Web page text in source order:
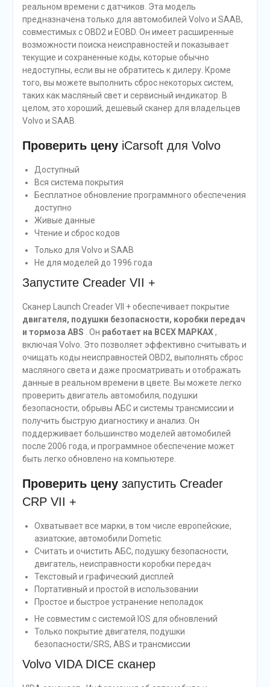
реальном времени с датчиков. Эта модель
предназначена только для автомобилей Volvo и SAAB,
совместимых с OBD2 и EOBD. Он имеет расширенные
возможности поиска неисправностей и показывает
текущие и сохраненные коды, которые обычно
недоступны, если вы не обратитесь к дилеру. Кроме
того, вы можете выполнить сброс некоторых систем,
таких как масляный свет и сервисный индикатор. В
целом, это хороший, дешевый сканер для владельцев
Volvo и SAAB.
Проверить ценуiCarsoft для Volvo
Доступный
Вся система покрытия
Бесплатное обновление программного обеспечения
доступно
Живые данные
Чтение и сброс кодов
Только для Volvo и SAAB
Не для моделей до 1996 года
Запустите Creader VII +
Сканер Launch Creader VII + обеспечивает покрытие
двигателя, подушки безопасности, коробки передач
и тормоза ABS . Он работает на ВСЕХ МАРКАХ,
включая Volvo. Это позволяет эффективно считывать и
очищать коды неисправностей OBD2, выполнять сброс
масляного света и даже просматривать и отображать
данные в реальном времени в цвете. Вы можете легко
проверить двигатель автомобиля, подушки
безопасности, обрывы АБС и системы трансмиссии и
получить быструю диагностику и анализ. Он
поддерживает большинство моделей автомобилей
после 2006 года, и программное обеспечение может
быть легко обновлено на компьютере.
Проверить ценузапустить Creader
CRP VII +
Охватывает все марки, в том числе европейские,
азиатские, автомобили Dometic.
Считать и очистить АБС, подушку безопасности,
двигатель, неисправности коробки передач
Текстовый и графический дисплей
Портативный и простой в использовании
Простое и быстрое устранение неполадок
Не совместим с системой IOS для обновлений
Только покрытие двигателя, подушки
безопасности/SRS, ABS и трансмиссии
Volvo VIDA DICE сканер